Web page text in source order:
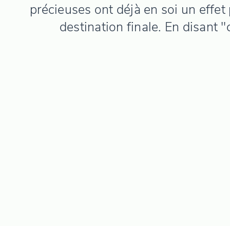
précieuses ont déjà en soi un
destination finale. En disant